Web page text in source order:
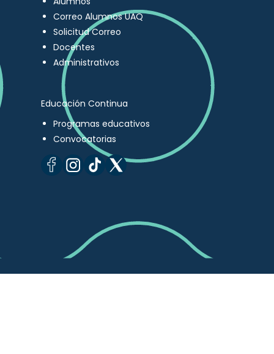
Correo Alumnos UAQ
Solicitud Correo
Docentes
Administrativos
Educación Continua
Programas educativos
Convocatorias